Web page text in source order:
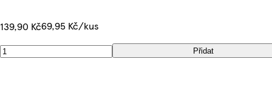
139,90 Kč69,95 Kč/kus
Přidat